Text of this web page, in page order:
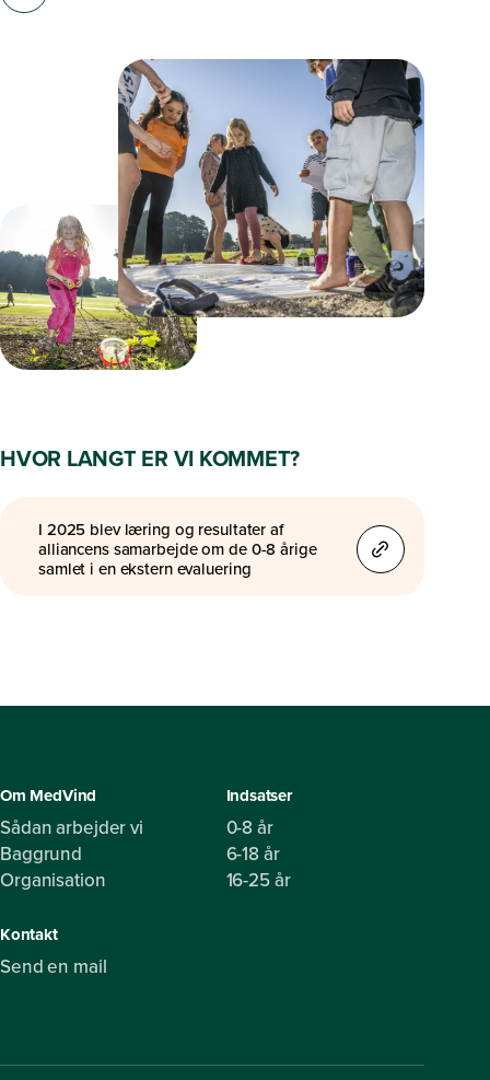
HVOR LANGT ER VI KOMMET?
I 2025 blev læring og resultater af
alliancens samarbejde om de 0-8 årige
samlet i en ekstern evaluering
Om MedVind
Sådan arbejder vi
Baggrund
Organisation
Indsatser
0-8 år
6-18 år
16-25 år
Kontakt
Send en mail